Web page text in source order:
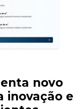
novo
inovação e